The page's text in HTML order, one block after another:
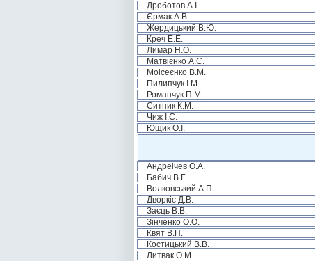
Дроботов А.І.
Єрмак А.В.
Жердицький В.Ю.
Креч Е.Е.
Лимар Н.О.
Матвієнко А.С.
Моісеєнко В.М.
Пилипчук І.М.
Романчук П.М.
Ситник К.М.
Чиж І.С.
Ющик О.І.
Андреічев О.А.
Бабич В.Г.
Волковський А.П.
Дворкіс Д.В.
Заєць В.В.
Зінченко О.О.
Квят В.П.
Костицький В.В.
Литвак О.М.